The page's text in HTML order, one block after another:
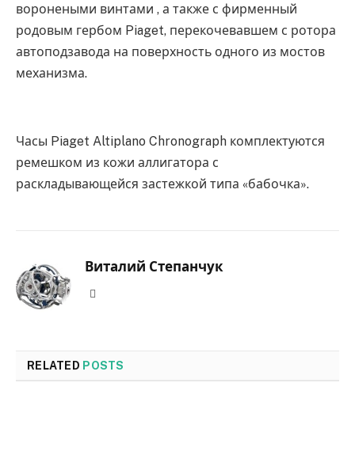
воронеными винтами , а также с фирменный
родовым гербом Piaget, перекочевавшем с ротора
автоподзавода на поверхность одного из мостов
механизма.
Часы Piaget Altiplano Chronograph комплектуются
ремешком из кожи аллигатора с
раскладывающейся застежкой типа «бабочка».
Виталий Степанчук
RELATED POSTS